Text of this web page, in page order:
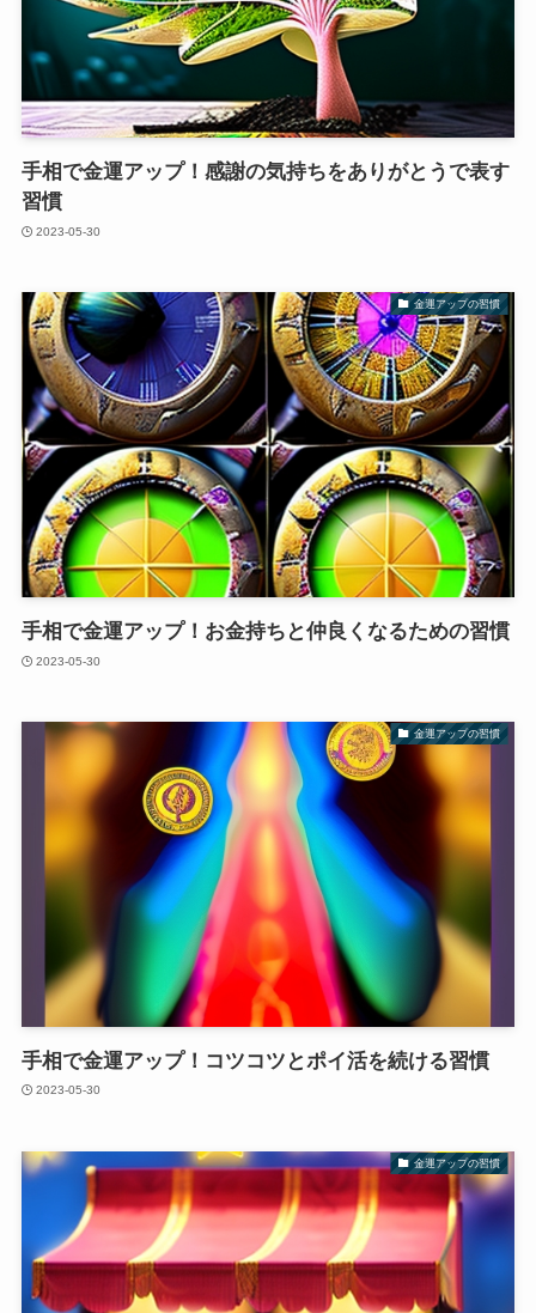
手相で金運アップ！感謝の気持ちをありがとうで表す
習慣
2023-05-30
金運アップの習慣
手相で金運アップ！お金持ちと仲良くなるための習慣
2023-05-30
金運アップの習慣
手相で金運アップ！コツコツとポイ活を続ける習慣
2023-05-30
金運アップの習慣